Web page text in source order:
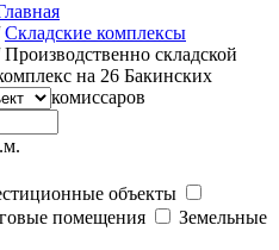
объекты
помещения
Земельные
Складские комплексы
Производственно складской
на 26 Бакинских
комиссаров